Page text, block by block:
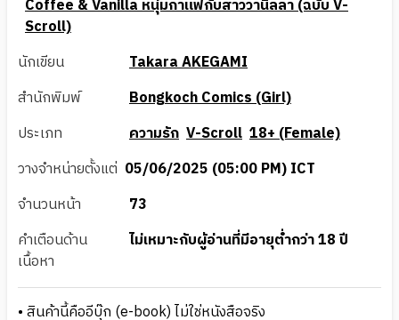
Coffee & Vanilla หนุ่มกาแฟกับสาววานิลลา (ฉบับ V-
Scroll)
นักเขียน
Takara AKEGAMI
สำนักพิมพ์
Bongkoch Comics (Girl)
ประเภท
ความรัก V-Scroll 18+ (Female)
วางจำหน่ายตั้งแต่ 05/06/2025 (05:00 PM) ICT
จำนวนหน้า
73
คำเตือนด้าน
เนื้อหา
ไม่เหมาะกับผู้อ่านที่มีอายุต่ำกว่า 18 ปี
• สินค้านี้คืออีบุ๊ก (e-book) ไม่ใช่หนังสือจริง